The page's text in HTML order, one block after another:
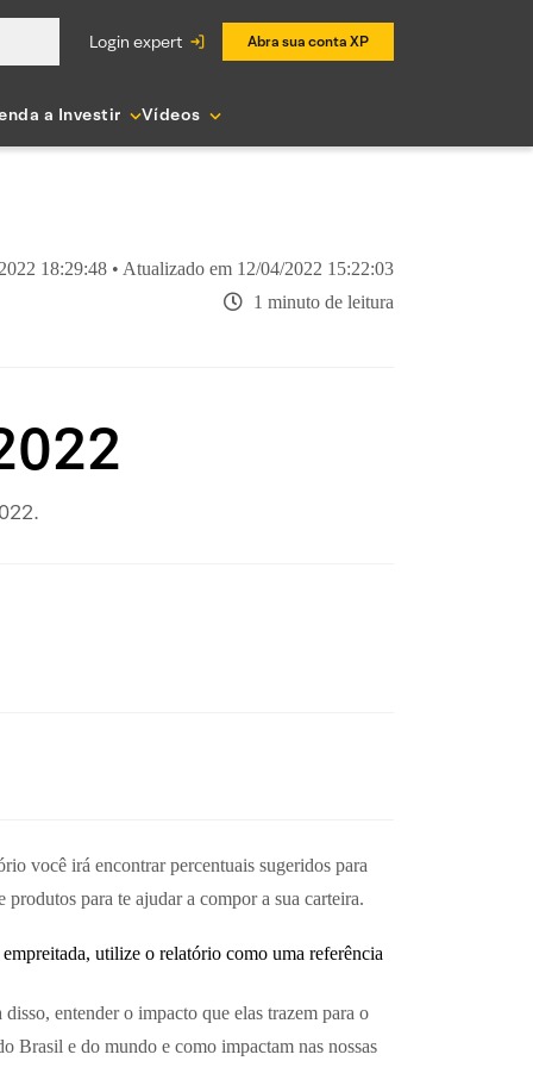
login expert Abra sua conta XP
a Investir Vídeos
18:29:48 • Atualizado em 12/04/2022 15:22:03
1 minuto de leitura
você irá encontrar percentuais sugeridos para
para te ajudar a compor a sua carteira.
utilize o relatório como uma referência
entender o impacto que elas trazem para o
Brasil e do mundo e como impactam nas nossas